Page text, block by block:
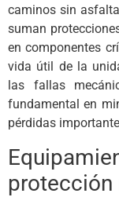
caminos sin
suman
en componentes
vida útil de la
las fallas
fundamental en
pérdidas
protección